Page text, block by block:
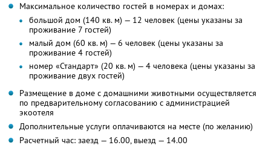
Максимальное количество гостей в номерах и домах:
большой дом (140 кв. м) — 12 человек (цены указаны за
проживание 7 гостей)
малый дом (60 кв. м) — 6 человек (цены указаны за
проживание 4 гостей)
номер «Стандарт» (20 кв. м) — 4 человека (цены указаны за
проживание двух гостей)
Размещение в доме с домашними животными осуществляется
по предварительному согласованию с администрацией
экоотеля
Дополнительные услуги оплачиваются на месте (по желанию)
Расчетный час: заезд — 16.00, выезд — 14.00